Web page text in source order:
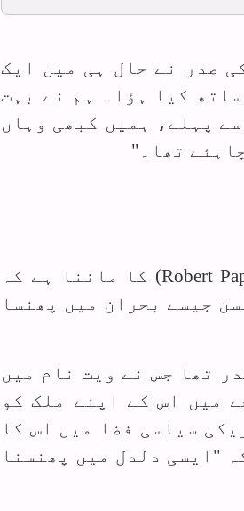
صدر نے حال ہی میں ایک
کیا ہؤا۔ ہم نے بہت
پہلے، ہمیں کبھی وہاں
تھا۔"
Robert) کا ماننا ہے کہ
جیسے بحران میں پھنسا
سابق صدر تھا جس نے ویت نام میں
میں اس کے اپنے ملک کو
سیاسی فضا میں اس کا
"ایسی دلدل میں پھنسنا